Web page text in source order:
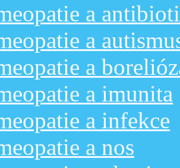
a
a
a
a imunita
a infekce
a nos